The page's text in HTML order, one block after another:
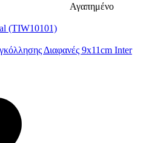
Αγαπημένο
(TIW10101)